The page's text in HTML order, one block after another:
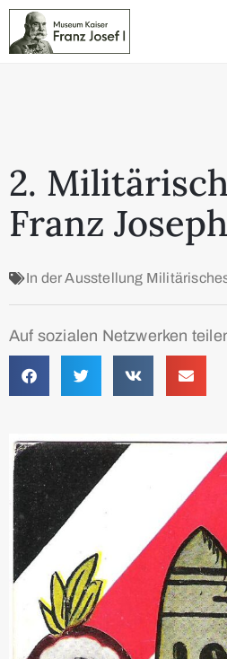
2.
Franz
In der Ausstellung
Auf sozialen Netzwerken